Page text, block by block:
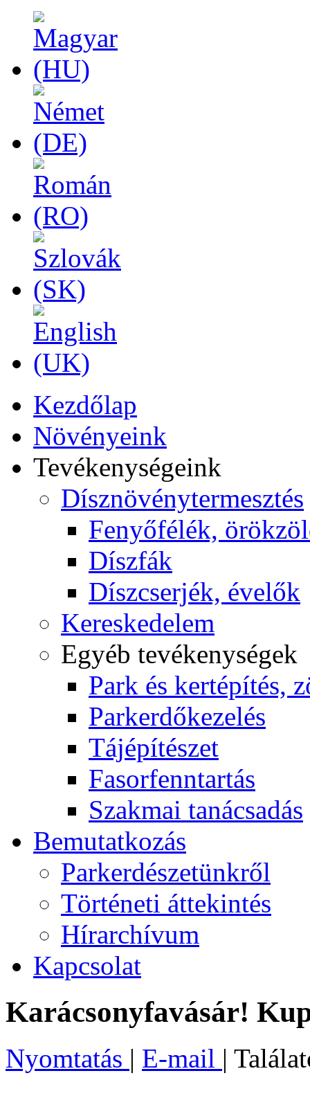
Kezdőlap
Növényeink
Tevékenységeink
Dísznövénytermesztés
Fenyőfélék,
Díszfák
Díszcserjék, évelők
Kereskedelem
Egyéb tevékenységek
Park és kertépítés,
Parkerdőkezelés
Tájépítészet
Fasorfenntartás
Szakmai tanácsadás
Bemutatkozás
Parkerdészetünkről
Történeti áttekintés
Hírarchívum
Kapcsolat
Karácsonyfavásár!
Nyomtatás | E-mail |